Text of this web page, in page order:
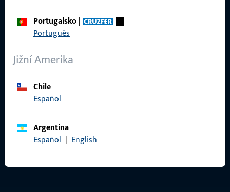
Portugalsko|
Português
Jižní Amerika
Chile
Español
Argentina
Español | English
Katalog produktů